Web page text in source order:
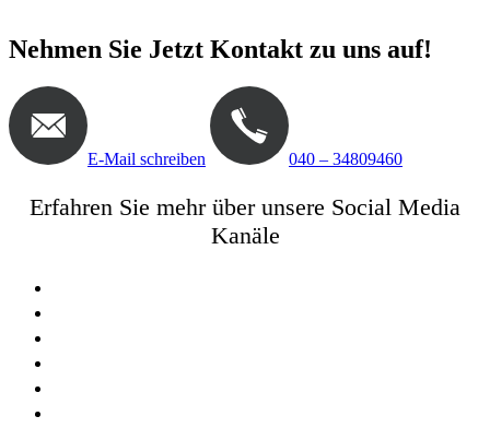
Nehmen Sie Jetzt Kontakt zu uns auf!
E-Mail schreiben 040 – 34809460
Erfahren Sie mehr über unsere Social Media
Kanäle